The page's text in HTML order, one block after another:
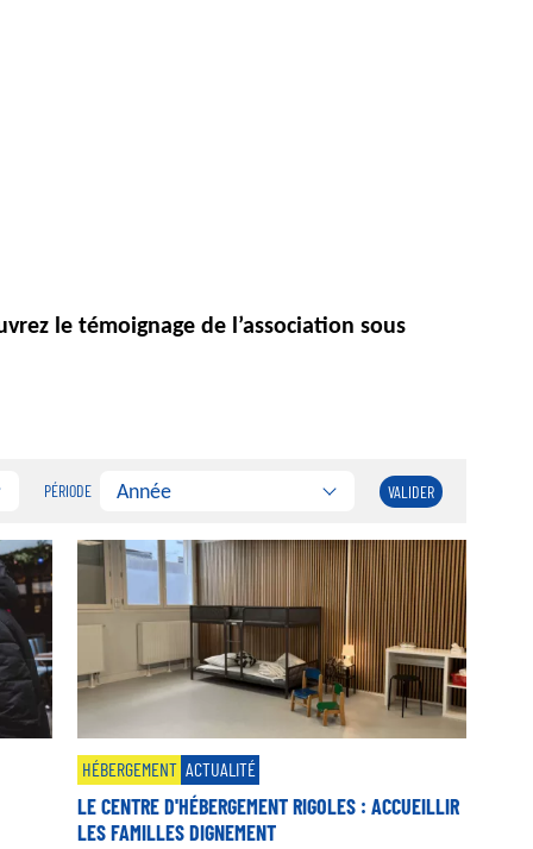
le témoignage de l’association sous
PÉRIODE Année
HÉBERGEMENT ACTUALITÉ
LE CENTRE D'HÉBERGEMENT RIGOLES : ACCUEILLIR
LES FAMILLES DIGNEMENT